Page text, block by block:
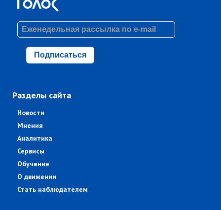
Подписаться
Разделы сайта
Новости
Мнения
Аналитика
Сервисы
Обучение
О движении
Стать наблюдателем